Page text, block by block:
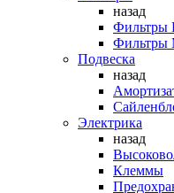
назад
Фильтры
Фильтры
Подвеска
назад
Электрика
назад
Клеммы